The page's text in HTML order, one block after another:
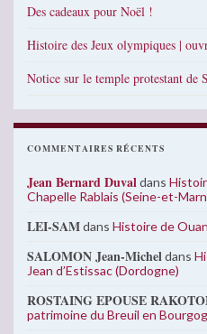
Des cadeaux pour Noël !
Histoire des Jeux olympiques |
Notice sur le temple protestant de
COMMENTAIRES RÉCENTS
Jean Bernard Duvaldans
Chapelle Rablais (Seine-et-
LEI-SAMdans Histoire de
SALOMON Jean-Micheldans
Jean d’Estissac (Dordogne)
ROSTAING EPOUSE
patrimoine du Breuil en